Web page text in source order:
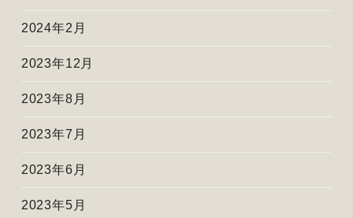
2024年2月
2023年12月
2023年8月
2023年7月
2023年6月
2023年5月